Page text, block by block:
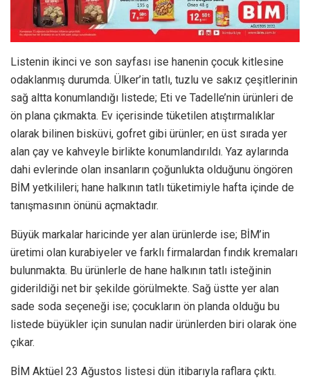
Listenin ikinci ve son sayfası ise hanenin çocuk kitlesine
odaklanmış durumda. Ülker’in tatlı, tuzlu ve sakız çeşitlerinin
sağ altta konumlandığı listede; Eti ve Tadelle’nin ürünleri de
ön plana çıkmakta. Ev içerisinde tüketilen atıştırmalıklar
olarak bilinen bisküvi, gofret gibi ürünler; en üst sırada yer
alan çay ve kahveyle birlikte konumlandırıldı. Yaz aylarında
dahi evlerinde olan insanların çoğunlukta olduğunu öngören
BİM yetkilileri; hane halkının tatlı tüketimiyle hafta içinde de
tanışmasının önünü açmaktadır.
Büyük markalar haricinde yer alan ürünlerde ise; BİM’in
üretimi olan kurabiyeler ve farklı firmalardan fındık kremaları
bulunmakta. Bu ürünlerle de hane halkının tatlı isteğinin
giderildiği net bir şekilde görülmekte. Sağ üstte yer alan
sade soda seçeneği ise; çocukların ön planda olduğu bu
listede büyükler için sunulan nadir ürünlerden biri olarak öne
çıkar.
BİM Aktüel 23 Ağustos listesi dün itibarıyla raflara çıktı.